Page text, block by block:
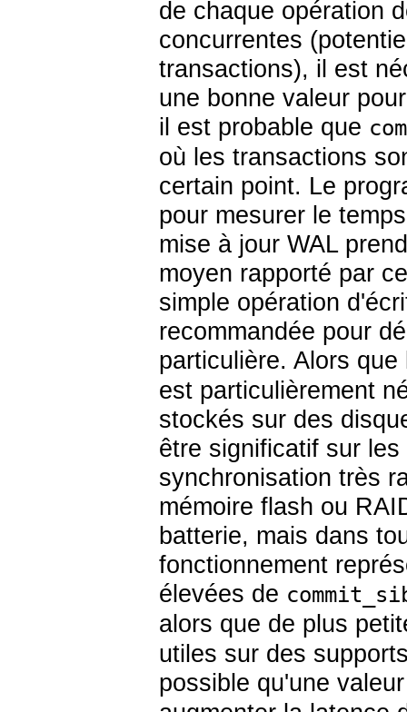
de chaque opération
concurrentes
transactions), il est
une bonne valeur
il est probable que
où les transactions
certain point. Le
pour mesurer le
mise à jour WAL
moyen rapporté par
simple opération
recommandée pour
particulière. Alors
est particulièrement
stockés sur des
être significatif sur
synchronisation très
mémoire flash ou
batterie, mais dans
fonctionnement
élevées de
alors que de plus
utiles sur des
possible qu'une